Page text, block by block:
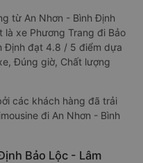
từ An Nhơn - Bình Định
xe Phương Trang đi Bảo
Định đạt 4.8 / 5 điểm dựa
Đúng giờ, Chất lượng
các khách hàng đã trải
đi An Nhơn - Bình
Bảo Lộc - Lâm